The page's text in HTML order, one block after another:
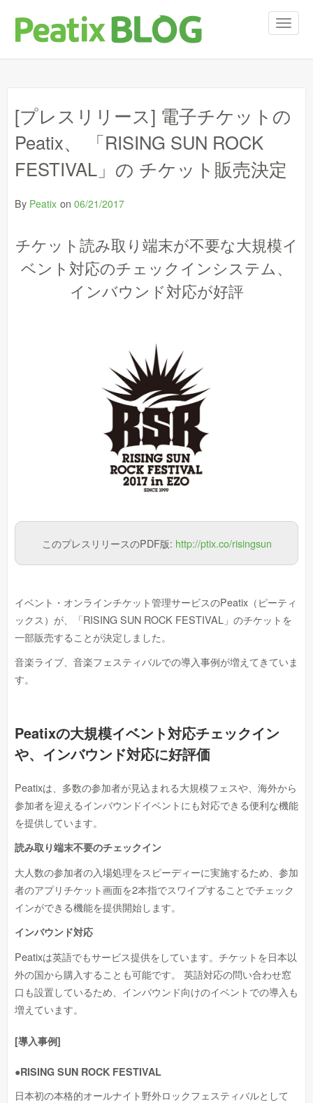
T
o
n
a
g
n
[プレスリリース] 電子チケットの
Peatix、 「RISING SUN ROCK
FESTIVAL」の チケット販売決定
By Peatix on 06/21/2017
チケット読み取り端末が不要な大規模イ
ベント対応のチェックインシステム、
インバウンド対応が好評
このプレスリリースのPDF版: http://ptix.co/risingsun
イベント・オンラインチケット管理サービスのPeatix（ピーティ
ックス）が、「RISING SUN ROCK FESTIVAL」のチケットを
一部販売することが決定しました。
音楽ライブ、音楽フェスティバルでの導入事例が増えてきていま
す。
Peatixの大規模イベント対応チェックイン
や、インバウンド対応に好評価
Peatixは、多数の参加者が見込まれる大規模フェスや、海外から
参加者を迎えるインバウンドイベントにも対応できる便利な機能
を提供しています。
読み取り端末不要のチェックイン
大人数の参加者の入場処理をスピーディーに実施するため、参加
者のアプリチケット画面を2本指でスワイプすることでチェック
インができる機能を提供開始します。
インバウンド対応
Peatixは英語でもサービス提供をしています。チケットを日本以
外の国から購入することも可能です。 英語対応の問い合わせ窓
口も設置しているため、インバウンド向けのイベントでの導入も
増えています。
[導入事例]
●RISING SUN ROCK FESTIVAL
日本初の本格的オールナイト野外ロックフェスティバルとして